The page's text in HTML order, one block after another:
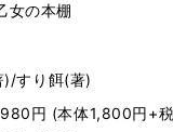
の本棚
)/すり餌(著)
円 (本体1,800円+